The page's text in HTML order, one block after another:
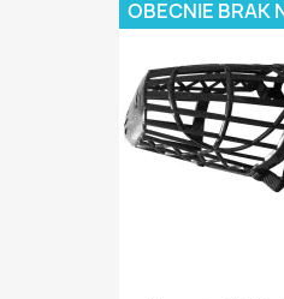
OBECNIE BRAK